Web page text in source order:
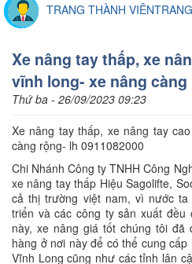
TRANG THÀNH VIÊN
Xe nâng tay thấp, xe
vĩnh long- xe nâng càng
Thứ ba - 26/09/2023 09:23
Xe nâng tay thấp, xe nâng tay
càng rộng- lh 0911082000
Chi Nhánh Công ty TNHH Công
xe nâng tay thấp Hiệu Sagolifte,
cả thị trường việt nam, vì nước
triển và các công ty sản xuất
này, xe nâng giá tốt chúng tôi đã
hàng ở nơi này để có thể cung
Vĩnh Long cũng như các tỉnh lân